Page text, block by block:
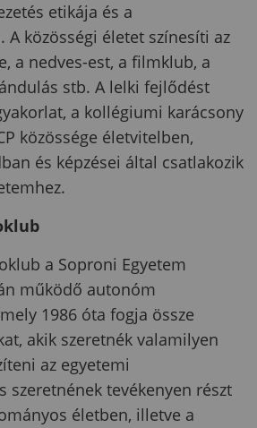
etikája és a
A közösségi életet színesíti az
a nedves-est, a filmklub, a
stb. A lelki fejlődést
a kollégiumi karácsony
közössége életvitelben,
és képzései által csatlakozik
a Soproni Egyetem
működő autonóm
1986 óta fogja össze
akik szeretnék valamilyen
az egyetemi
szeretnének tevékenyen részt
életben, illetve a